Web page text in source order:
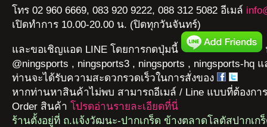
โทร 02 960 6669, 083 920 9222, 088 312 5082 อีเมล์
เปิดทำการ 10.00-20.00 น. (ปิดทุกวันจันทร์)
และขอเชิญแอด LINE โดยการกดปุ่มนี้
@ningsports , ningsports3 , ningsports , ningsports-hq
ท่านจะได้รับความสะดวกรวดเร็วในการสั่งของ
หากท่านหาสินค้าไม่พบ สามารถอีเมล์ / Line แบบที่ต้องกา
Order สินค้า โปรดอ่านรายละเอียดที่นี่
ร้านตั้งอยู่ที่ ถ.แจ้งวัฒนะ-ปากเกร็ด ข้างตลาดโลตัสปากเก